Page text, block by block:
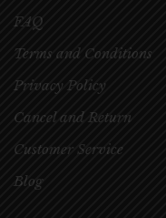
FAQ
Terms and Conditions
Privacy Policy
Cancel and Return
Customer Service
Blog